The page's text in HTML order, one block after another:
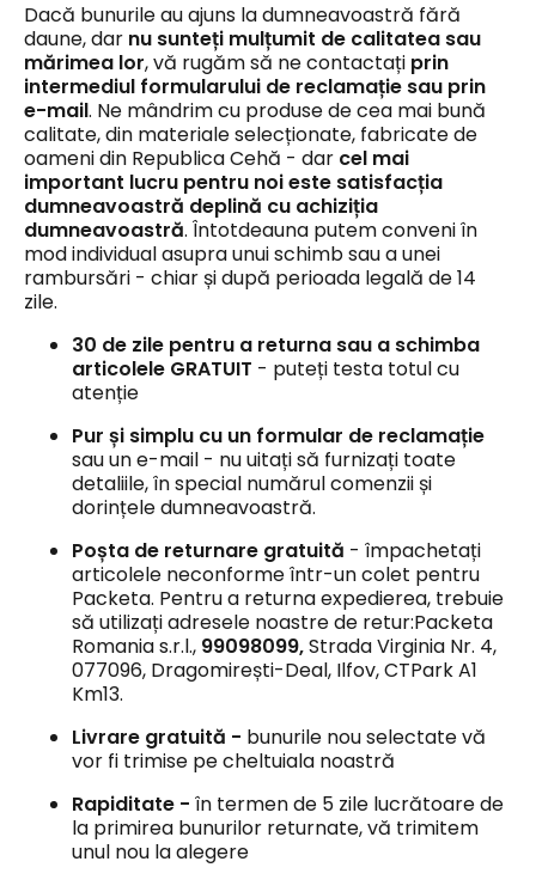
Dacă bunurile au ajuns la dumneavoastră fără
daune, dar nu sunteți mulțumit de calitatea sau
mărimea lor, vă rugăm să ne contactați prin
intermediul formularului de reclamație sau prin
e-mail. Ne mândrim cu produse de cea mai bună
calitate, din materiale selecționate, fabricate de
oameni din Republica Cehă - dar cel mai
important lucru pentru noi este satisfacția
dumneavoastră deplină cu achiziția
dumneavoastră. Întotdeauna putem conveni în
mod individual asupra unui schimb sau a unei
rambursări - chiar și după perioada legală de 14
zile.
30 de zile pentru a returna sau a schimba
articolele GRATUIT - puteți testa totul cu
atenție
Pur și simplu cu un formular de reclamație
sau un e-mail - nu uitați să furnizați toate
detaliile, în special numărul comenzii și
dorințele dumneavoastră.
Poșta de returnare gratuită - împachetați
articolele neconforme într-un colet pentru
Packeta. Pentru a returna expedierea, trebuie
să utilizați adresele noastre de retur:Packeta
Romania s.r.l., 99098099,Strada Virginia Nr. 4,
077096, Dragomirești-Deal, Ilfov, CTPark A1
Km13.
Livrare gratuită - bunurile nou selectate vă
vor fi trimise pe cheltuiala noastră
Rapiditate - în termen de 5 zile lucrătoare de
la primirea bunurilor returnate, vă trimitem
unul nou la alegere